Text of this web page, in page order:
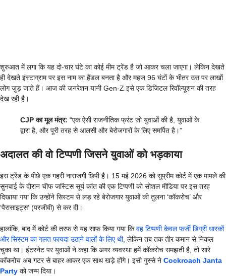
शुरुआत में लगा कि यह दो-चार घंटे का कोई मीम ट्रेंड है जो आकर चला जाएगा। लेकिन देखते
ही देखते इंस्टाग्राम पर इस नाम का हैंडल बनता है और महज 96 घंटों के भीतर उस पर लाखों
लोग जुड़ जाते हैं। आज की जनरेशन यानी Gen-Z इसे एक डिजिटल रिवॉल्यूशन की तरह
देख रही है।
CJP का मूल मंत्र: “एक ऐसी राजनीतिक फ्रंट जो युवाओं की है, युवाओं के
द्वारा है, और पूरी तरह से आलसी और बेरोजगारों के लिए समर्पित है।”
अदालत की वो टिप्पणी जिसने युवाओं को भड़काया
इस ट्रेंड के पीछे एक गहरी नाराजगी छिपी है। 15 मई 2026 को सुप्रीम कोर्ट में एक मामले की
सुनवाई के दौरान चीफ जस्टिस सूर्य कांत की एक टिप्पणी को सोशल मीडिया पर इस तरह
दिखाया गया कि उन्होंने सिस्टम से लड़ रहे बेरोजगार युवाओं की तुलना ‘कॉकरोच’ और
‘पैरासाइट्स’ (परजीवी) से कर दी।
हालांकि, बाद में कोर्ट की तरफ से यह साफ किया गया किवह टिप्पणी केवल फर्जी डिग्री धारकों
और सिस्टम का गलत फायदा उठाने वालों के लिए थी, लेकिन तब तक तीर कमान से निकल
चुका था। इंटरनेट पर युवाओं ने कहा कि अगर व्यवस्था हमें कॉकरोच समझती है, तो सारे
कॉकरोच अब गटर से बाहर आकर एक साथ खड़े होंगे। इसी गुस्से ने Cockroach Janta
Party को जन्म दिया।